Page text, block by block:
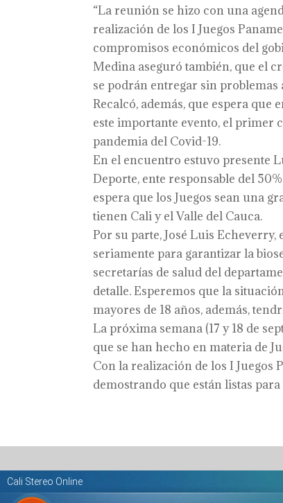
“La reunión se hizo con una
realización de los I Juegos
compromisos económicos del
Medina aseguró también, que el
se podrán entregar sin problemas
Recalcó, además, que espera
este importante evento, el primer
pandemia del Covid-19.
En el encuentro estuvo presente
Deporte, ente responsable del
espera que los Juegos sean una
tienen Cali y el Valle del Cauca.
Por su parte, José Luis
seriamente para garantizar la
secretarías de salud del
detalle. Esperemos que la
mayores de 18 años, además,
La próxima semana (17 y 18 de
que se han hecho en materia de
Con la realización de los I Juegos
demostrando que están listas